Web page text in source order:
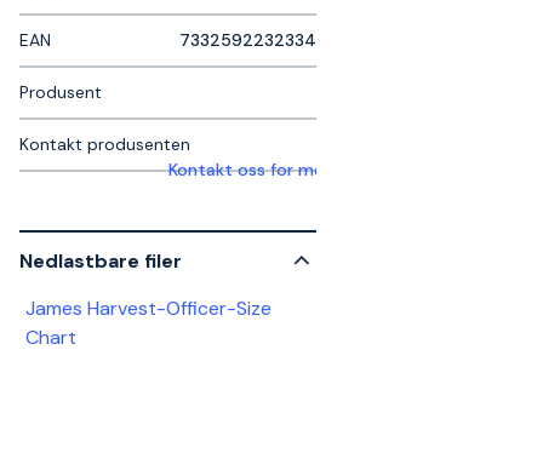
EAN 7332592232334
Produsent
Kontakt produsenten
Kontakt oss for mer informasjon
Nedlastbare filer
James Harvest-Officer-Size
Chart